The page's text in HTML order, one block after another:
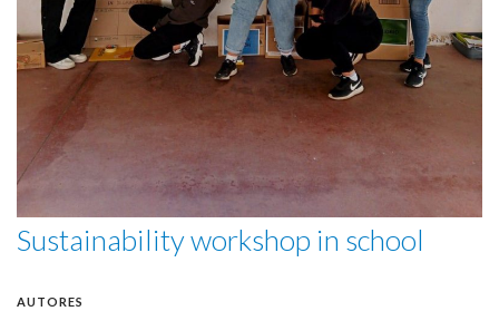
Sustainability workshop in school
AUTORES